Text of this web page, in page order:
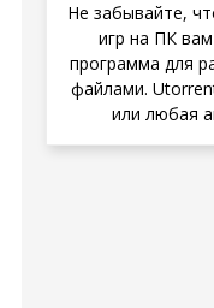
Не забывайте,
игр на ПК
программа для
файлами.
или любая